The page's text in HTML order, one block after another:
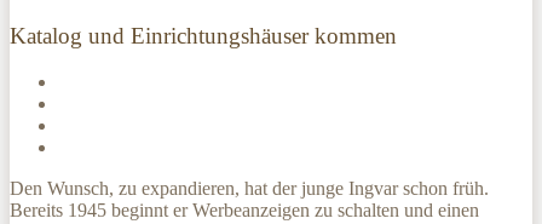
Katalog und Einrichtungshäuser kommen
Den Wunsch, zu expandieren, hat der junge Ingvar schon früh.
Bereits 1945 beginnt er Werbeanzeigen zu schalten und einen